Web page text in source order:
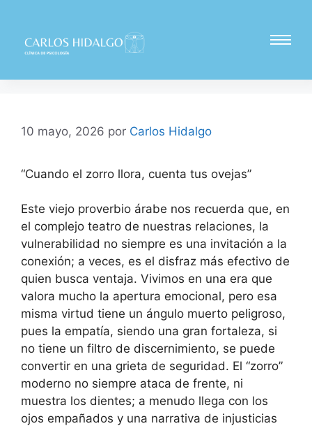
10 mayo, 2026 por Carlos Hidalgo
“Cuando el zorro llora, cuenta tus ovejas”
Este viejo proverbio árabe nos recuerda que, en
el complejo teatro de nuestras relaciones, la
vulnerabilidad no siempre es una invitación a la
conexión; a veces, es el disfraz más efectivo de
quien busca ventaja. Vivimos en una era que
valora mucho la apertura emocional, pero esa
misma virtud tiene un ángulo muerto peligroso,
pues la empatía, siendo una gran fortaleza, si
no tiene un filtro de discernimiento, se puede
convertir en una grieta de seguridad. El “zorro”
moderno no siempre ataca de frente, ni
muestra los dientes; a menudo llega con los
ojos empañados y una narrativa de injusticias